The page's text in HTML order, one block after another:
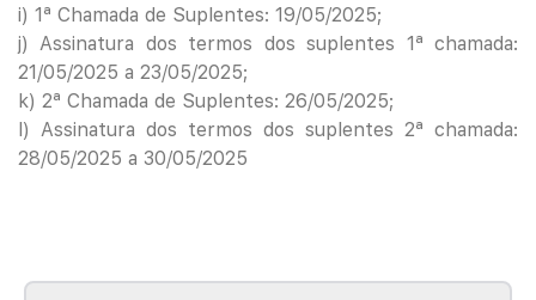
i) 1ª Chamada de Suplentes: 19/05/2025;
j) Assinatura dos termos dos suplentes 1ª chamada:
21/05/2025 a 23/05/2025;
k) 2ª Chamada de Suplentes: 26/05/2025;
l) Assinatura dos termos dos suplentes 2ª chamada:
28/05/2025 a 30/05/2025